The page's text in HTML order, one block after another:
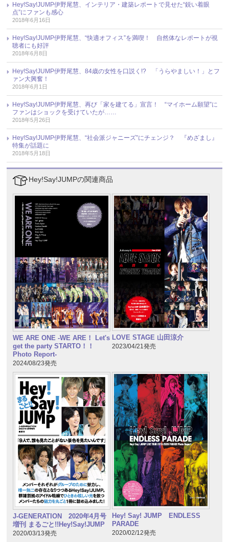
Hey!Say!JUMP伊野尾慧、インテリア・建築レポートで見せた“鋭い着眼
点”にファンも感心
2018年6月16日
Hey!Say!JUMP伊野尾慧、“快適オフィス”を満喫！ 自然体なレポートが視
聴者にも好評
2018年6月8日
Hey!Say!JUMP伊野尾慧、84歳の女性を口説く!? 「うらやましい！」とフ
ァン大興奮！
2018年6月1日
Hey!Say!JUMP伊野尾慧、再び「家を建てる」宣言！ “マイホーム願望”に
ファンはショックを受けていたが……
2018年5月26日
Hey!Say!JUMP伊野尾慧、“社会派ジャニーズ”にチェンジ？ 『めざまし』
特集が話題に
2018年5月18日
Hey!Say!JUMPの関連商品
WE ARE ONE -WE ARE！ Let's
get the party STARTO！！
Photo Report-
2024/08/23発売
LOVE STAGE 山田涼介
2023/04/21発売
J-GENERATION 2020年4月号
増刊 まるごと!!Hey!Say!JUMP
2020/03/13発売
Hey! Say! JUMP ENDLESS
PARADE
2020/02/12発売